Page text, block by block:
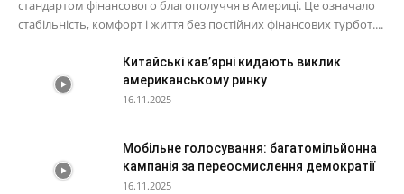
стандартом фінансового благополуччя в Америці. Це означало
стабільність, комфорт і життя без постійних фінансових турбот....
Китайські кав’ярні кидають виклик
американському ринку
16.11.2025
Мобільне голосування: багатомільйонна
кампанія за переосмислення демократії
16.11.2025